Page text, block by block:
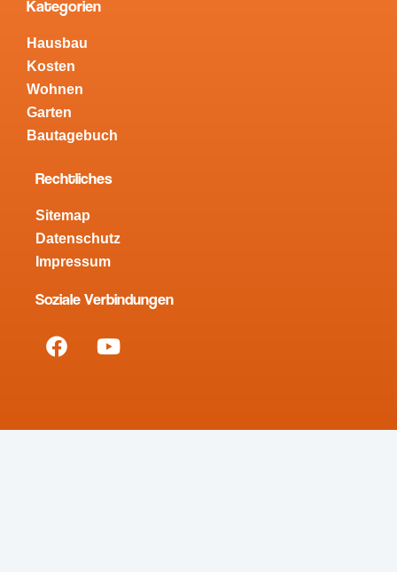
Kategorien
Hausbau
Kosten
Wohnen
Garten
Bautagebuch
Rechtliches
Sitemap
Datenschutz
Impressum
Soziale Verbindungen